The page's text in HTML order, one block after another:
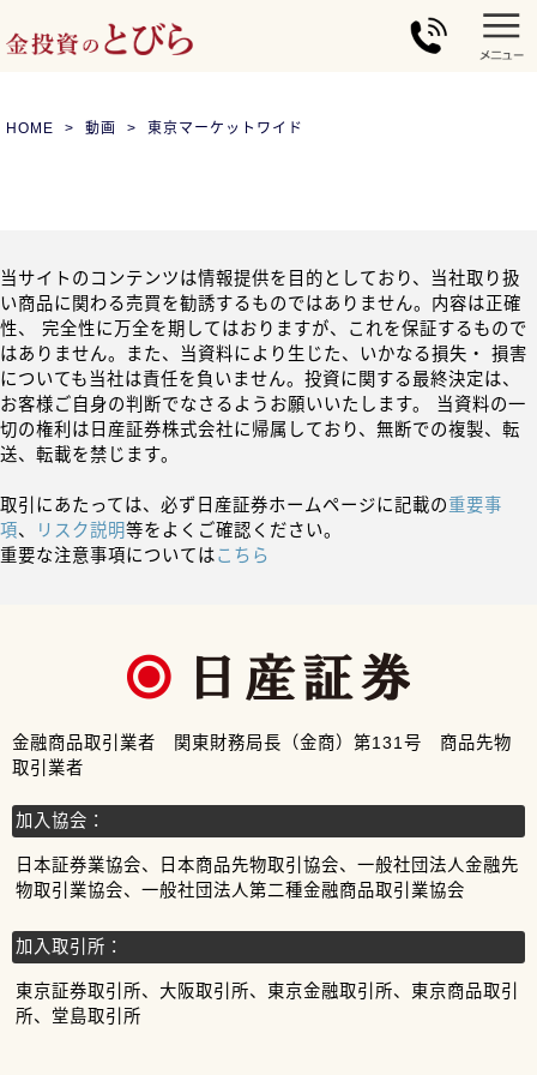
HOME 動画 東京マーケットワイド
当サイトのコンテンツは情報提供を目的としており、当社取り扱
い商品に関わる売買を勧誘するものではありません。内容は正確
性、 完全性に万全を期してはおりますが、これを保証するもので
はありません。また、当資料により生じた、いかなる損失・ 損害
についても当社は責任を負いません。投資に関する最終決定は、
お客様ご自身の判断でなさるようお願いいたします。 当資料の一
切の権利は日産証券株式会社に帰属しており、無断での複製、転
送、転載を禁じます。
取引にあたっては、必ず日産証券ホームページに記載の重要事
項、 リスク説明等をよくご確認ください。
重要な注意事項についてはこちら
金融商品取引業者 関東財務局長（金商）第131号 商品先物
取引業者
加入協会：
日本証券業協会、日本商品先物取引協会、一般社団法人金融先
物取引業協会、一般社団法人第二種金融商品取引業協会
加入取引所：
東京証券取引所、大阪取引所、東京金融取引所、東京商品取引
所、堂島取引所